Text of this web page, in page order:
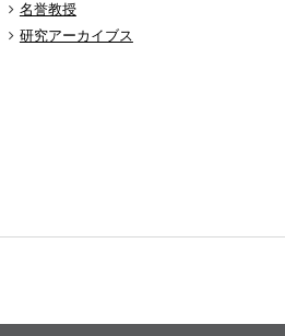
名誉教授
研究アーカイブス